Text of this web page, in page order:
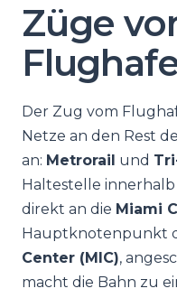
Züge
Der Zug vom
Netze an den Rest
an: Metrorail und
Haltestelle innerhalb
direkt an die Miami
Hauptknotenpunkt
Center (MIC),
macht die Bahn zu